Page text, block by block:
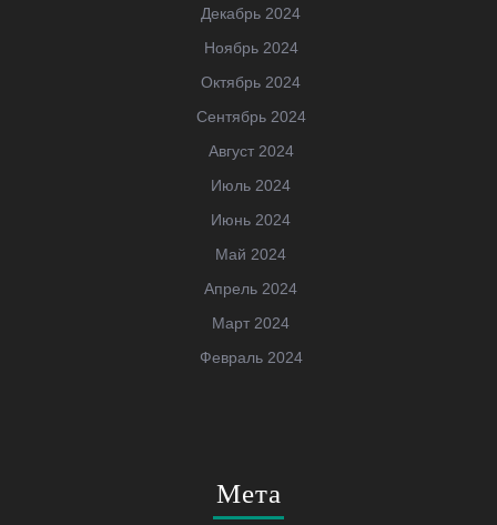
Декабрь 2024
Ноябрь 2024
Октябрь 2024
Сентябрь 2024
Август 2024
Июль 2024
Июнь 2024
Май 2024
Апрель 2024
Март 2024
Февраль 2024
Мета